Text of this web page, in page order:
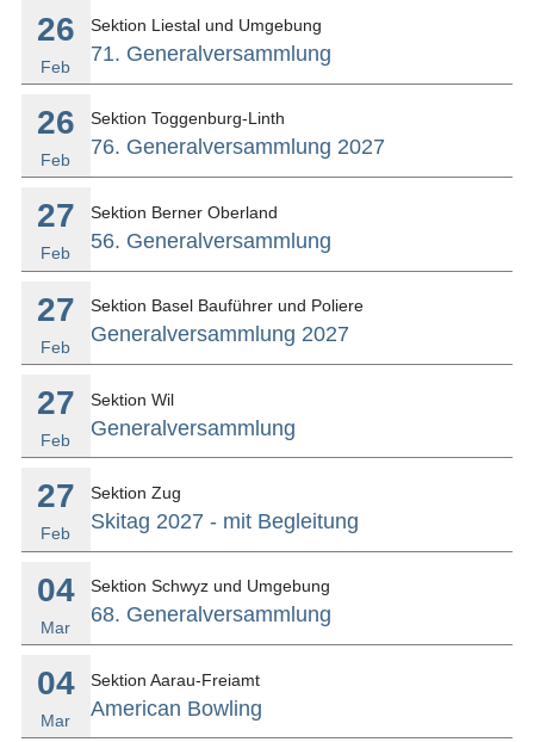
26
Feb
Sektion Liestal und Umgebung
71. Generalversammlung
26
Feb
Sektion Toggenburg-Linth
76. Generalversammlung 2027
27
Feb
Sektion Berner Oberland
56. Generalversammlung
27
Feb
Sektion Basel Bauführer und Poliere
Generalversammlung 2027
27
Feb
Sektion Wil
Generalversammlung
27
Feb
Sektion Zug
Skitag 2027 - mit Begleitung
04
Mar
Sektion Schwyz und Umgebung
68. Generalversammlung
04
Mar
Sektion Aarau-Freiamt
American Bowling